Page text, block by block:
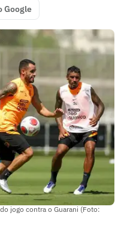
Google
jogo contra o Guarani (Foto: